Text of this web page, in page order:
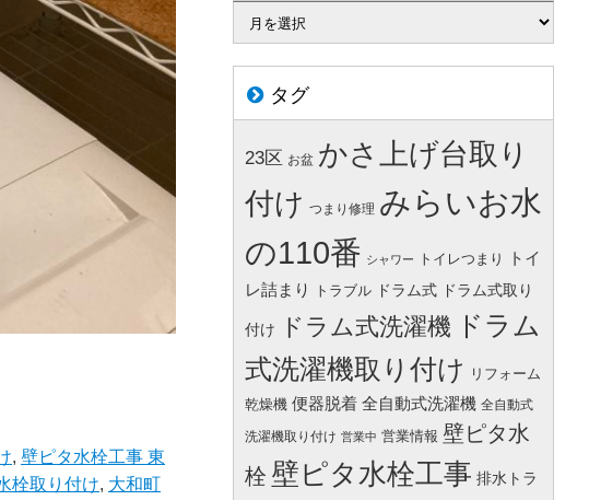
, 壁ピタ水栓工事 東
栓取り付け, 大和町
タグ
23区 お盆 かさ上げ台取り
付け つまり修理 みらいお水
の110番 シャワー トイレつまり
トイ
レ詰まり
トラブル ドラム式 ドラム式取り
付け ドラム式洗濯機 ドラム
式洗濯機取り付け
リフォーム
乾燥機 便器脱着 全自動式洗濯機 全自動式
洗濯機取り付け 営業中 営業情報 壁ピタ水
栓 壁ピタ水栓工事 排水トラ